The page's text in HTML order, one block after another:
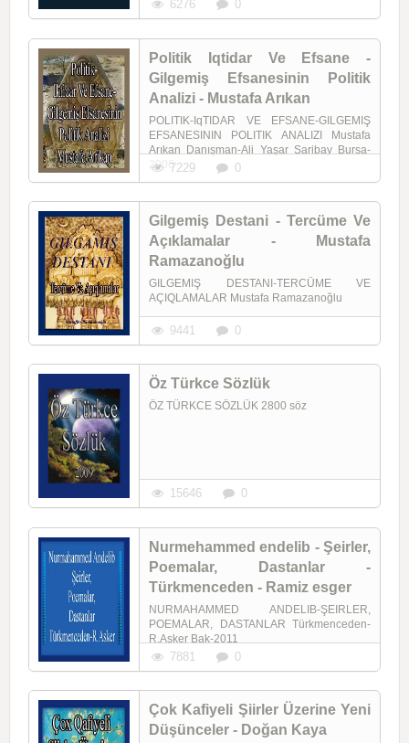
6276 0
Politik Iqtidar Ve Efsane -
Gilgemiş Efsanesinin Politik
Analizi - Mustafa Arıkan
POLITIK-IqTIDAR VE EFSANE-GILGEMIŞ
EFSANESININ POLITIK ANALIZI Mustafa
Arıkan Danışman-Ali Yaşar Saribay Bursa-
20067229 0
Gilgemiş Destani - Tercüme Ve
Açıklamalar - Mustafa
Ramazanoğlu
GILGEMIŞ DESTANI-TERCÜME VE
AÇIQLAMALAR Mustafa Ramazanoğlu
9441 0
Öz Türkce Sözlük
ÖZ TÜRKCE SÖZLÜK 2800 söz
15646 0
Nurmehammed endelib - Şeirler,
Poemalar, Dastanlar -
Türkmenceden - Ramiz esger
NURMAHAMMED ANDELIB-ŞEIRLER,
POEMALAR, DASTANLAR Türkmenceden-
R.Asker Bak-2011
7881 0
Çok Kafiyeli Şiirler Üzerine Yeni
Düşünceler - Doğan Kaya